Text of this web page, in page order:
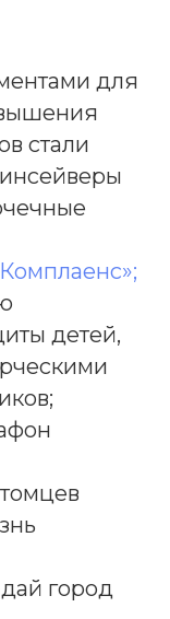
для
стали
детей,
город